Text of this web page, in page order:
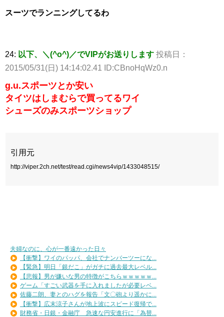
スーツでランニングしてるわ
24: 以下、＼(^o^)／でVIPがお送りします 投稿日：
2015/05/31(日) 14:14:02.41 ID:CBnoHqWz0.n
g.u.スポーツとか安い
タイツはしまむらで買ってるワイ
シューズのみスポーツショップ
引用元
http://viper.2ch.net/test/read.cgi/news4vip/1433048515/
夫婦なのに、心が一番遠かった日々
【衝撃】ワイのパッパ、会社でナンバーツーにな...
【緊急】明日「銀だこ」がガチに過去最大レベル...
【悲報】男が嫌いな男の特徴がこちらｗｗｗｗｗ...
ゲーム「すごい武器を手に入れましたが必要レベ...
佐藤二朗、妻とのハグを報告「文〇砲より遥かに...
【衝撃】広末涼子さんが地上波にスピード復帰で...
財務省・日銀・金融庁 急速な円安進行に「為替...